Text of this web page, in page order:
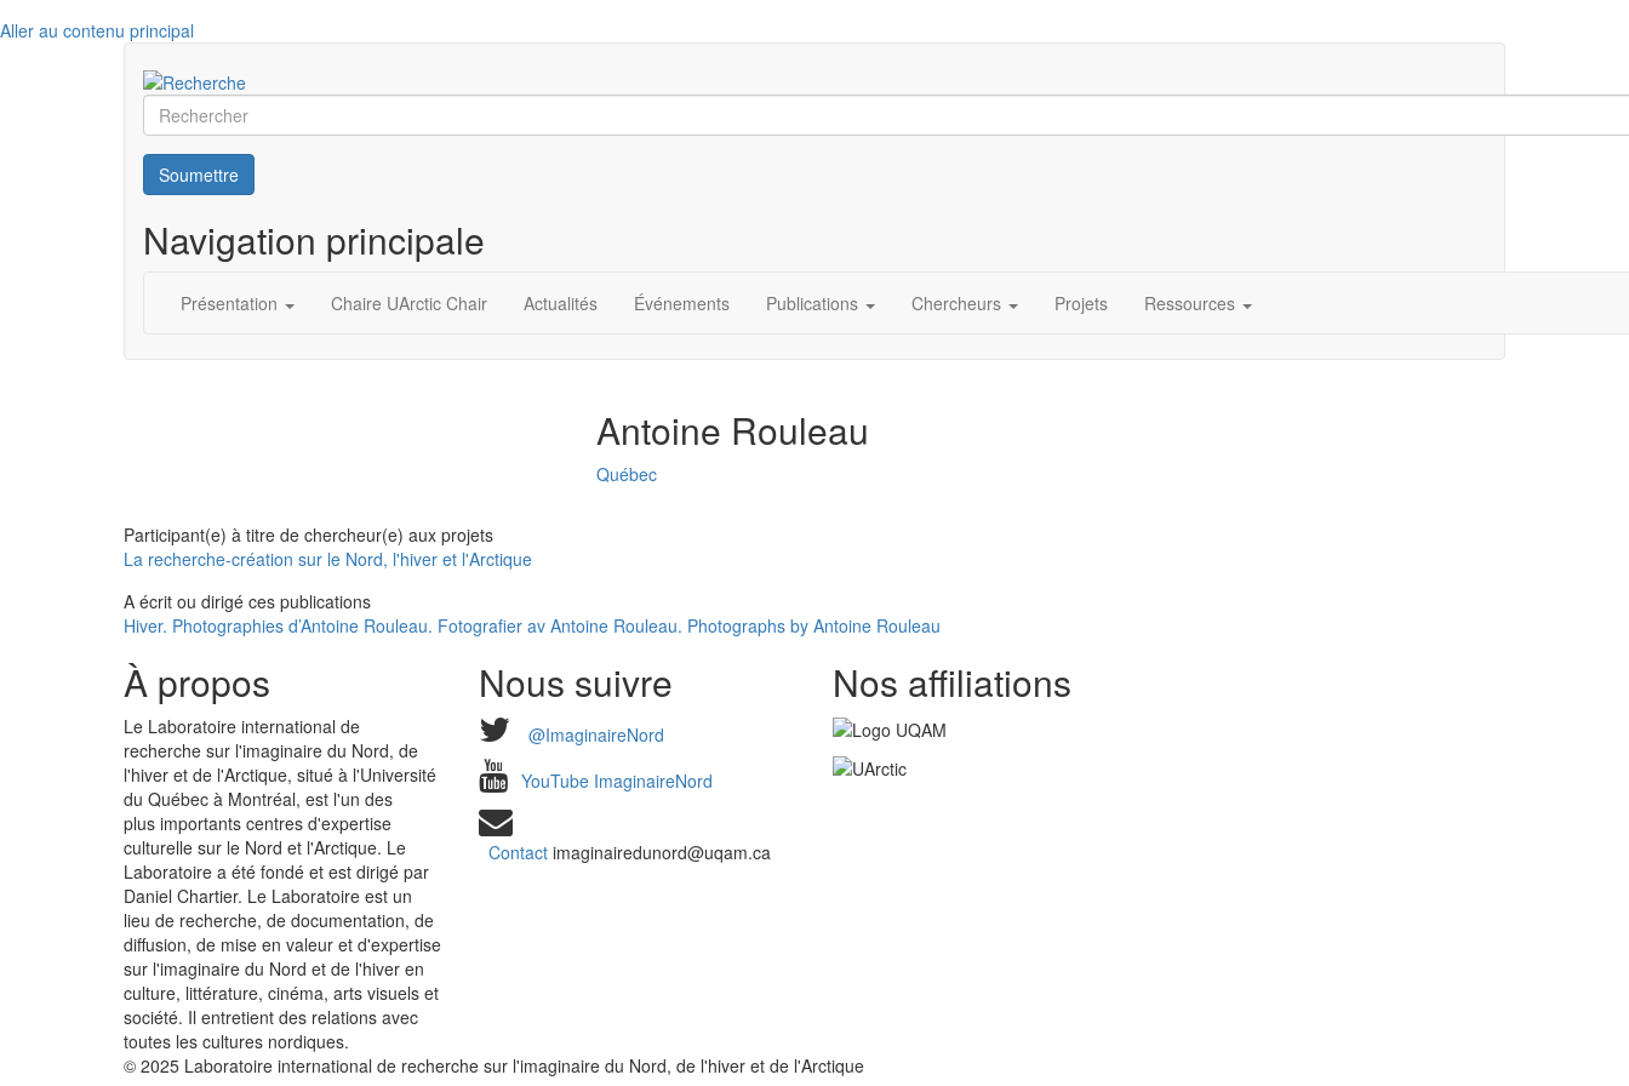
Aller au contenu principal
Rechercher
Soumettre
Navigation principale
Présentation Chaire UArctic Chair Actualités Événements Publications Chercheurs Projets Ressources
Antoine Rouleau
Québec
Participant(e) à titre de chercheur(e) aux projets
La recherche-création sur le Nord, l'hiver et l'Arctique
A écrit ou dirigé ces publications
Hiver. Photographies d’Antoine Rouleau. Fotografier av Antoine Rouleau. Photographs by Antoine Rouleau
À propos
Le Laboratoire international de
recherche sur l'imaginaire du Nord, de
l'hiver et de l'Arctique, situé à l'Université
du Québec à Montréal, est l'un des
plus importants centres d'expertise
culturelle sur le Nord et l'Arctique. Le
Laboratoire a été fondé et est dirigé par
Daniel Chartier. Le Laboratoire est un
lieu de recherche, de documentation, de
diffusion, de mise en valeur et d'expertise
sur l'imaginaire du Nord et de l'hiver en
culture, littérature, cinéma, arts visuels et
société. Il entretient des relations avec
toutes les cultures nordiques.
Nous suivre
@ImaginaireNord
YouTube ImaginaireNord
Contactimaginairedunord@uqam.ca
Nos affiliations
© 2025 Laboratoire international de recherche sur l'imaginaire du Nord, de l'hiver et de l'Arctique